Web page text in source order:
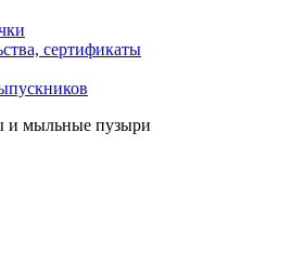
сертификаты
и мыльные пузыри